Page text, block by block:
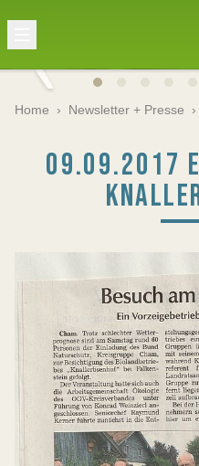
Home › Newsletter + Presse ›
09.09.2017